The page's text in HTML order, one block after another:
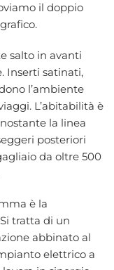
il doppio
salto in avanti
Inserti satinati,
l’ambiente
L’abitabilità è
la linea
posteriori
da oltre 500
è la
tratta di un
abbinato al
elettrico a